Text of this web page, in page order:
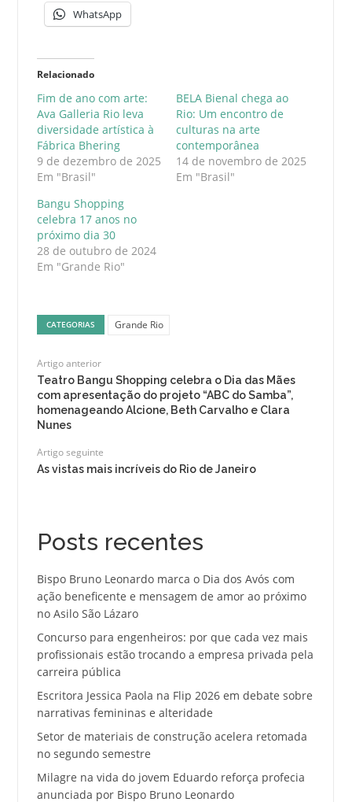
WhatsApp
Relacionado
Fim de ano com arte:
Ava Galleria Rio leva
diversidade artística à
Fábrica Bhering
9 de dezembro de 2025
Em "Brasil"
BELA Bienal chega ao
Rio: Um encontro de
culturas na arte
contemporânea
14 de novembro de 2025
Em "Brasil"
Bangu Shopping
celebra 17 anos no
próximo dia 30
28 de outubro de 2024
Em "Grande Rio"
CATEGORIAS Grande Rio
Artigo anterior
Teatro Bangu Shopping celebra o Dia das Mães
com apresentação do projeto “ABC do Samba”,
homenageando Alcione, Beth Carvalho e Clara
Nunes
Artigo seguinte
As vistas mais incríveis do Rio de Janeiro
Posts recentes
Bispo Bruno Leonardo marca o Dia dos Avós com
ação beneficente e mensagem de amor ao próximo
no Asilo São Lázaro
Concurso para engenheiros: por que cada vez mais
profissionais estão trocando a empresa privada pela
carreira pública
Escritora Jessica Paola na Flip 2026 em debate sobre
narrativas femininas e alteridade
Setor de materiais de construção acelera retomada
no segundo semestre
Milagre na vida do jovem Eduardo reforça profecia
anunciada por Bispo Bruno Leonardo